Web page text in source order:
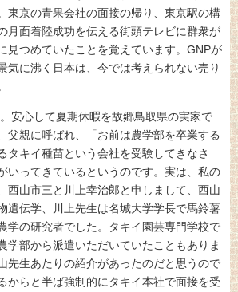
東京の青果会社の面接の帰り、東京駅の構
月面着陸成功を伝える街頭テレビに群衆が
見つめていたことを覚えています。GNPが
気に沸く日本は、今では考えられない売り
安心して夏期休暇を故郷鳥取県の実家で
父親に呼ばれ、「お前は農学部を卒業する
タキイ種苗という会社を受験してきなさ
いってきているというのです。実は、私の
西山市三と川上幸治郎と申しまして、西山
遺伝学、川上先生は名城大学学長で馬鈴薯
学の研究者でした。タキイ園芸専門学校で
学部から派遣いただいていたこともありま
先生あたりの紹介があったのだと思うので
からと半ば強制的にタキイ本社で面接を受